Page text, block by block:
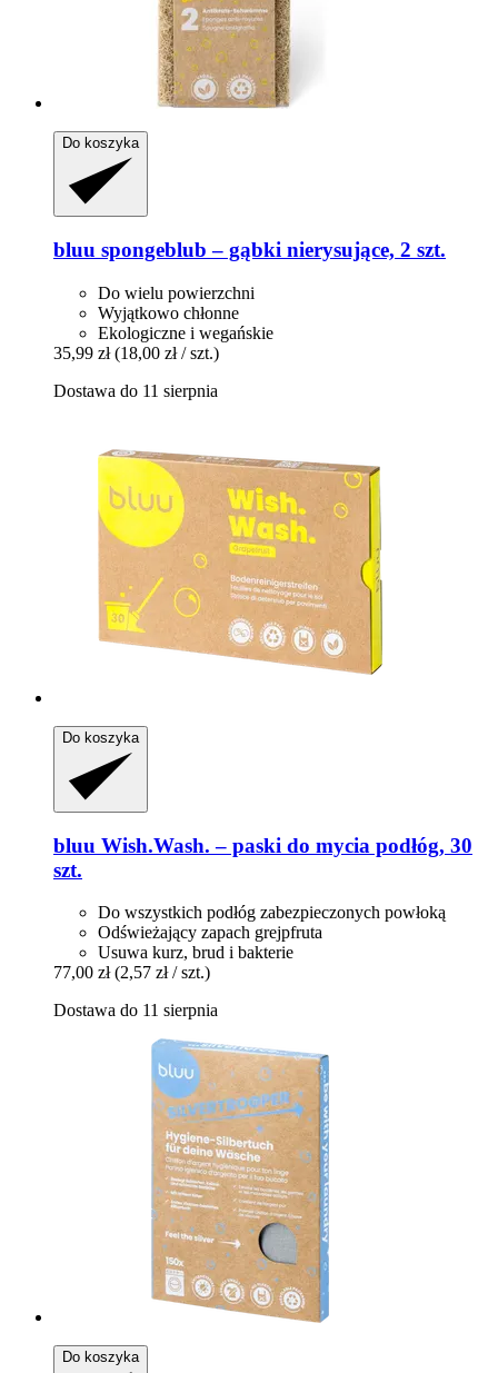
Do koszyka
bluu spongeblub – gąbki nierysujące, 2 szt.
Do wielu powierzchni
Wyjątkowo chłonne
Ekologiczne i wegańskie
35,99 zł (18,00 zł / szt.)
Dostawa do 11 sierpnia
Do koszyka
bluu Wish.Wash. – paski do mycia podłóg, 30
szt.
Do wszystkich podłóg zabezpieczonych powłoką
Odświeżający zapach grejpfruta
Usuwa kurz, brud i bakterie
77,00 zł (2,57 zł / szt.)
Dostawa do 11 sierpnia
Do koszyka